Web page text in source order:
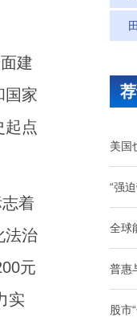
建
国家
起点
着
法治
元
实
美国
“强
全球
普惠
股市